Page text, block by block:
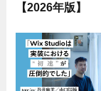
【2026年版】